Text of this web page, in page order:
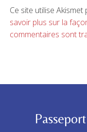
Ce site utilise
savoir plus sur la
commentaires sont